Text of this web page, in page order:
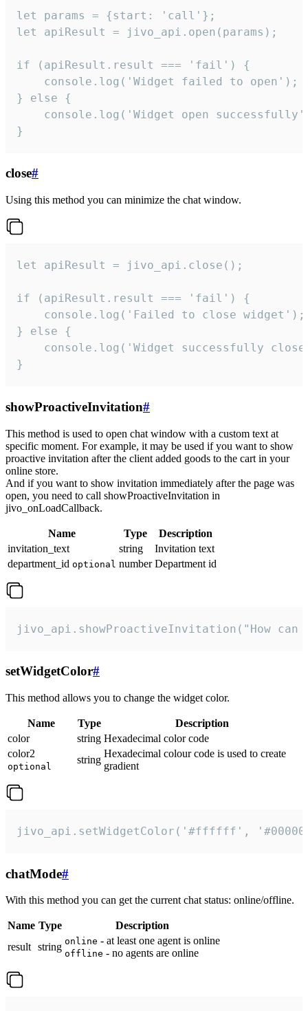
let params = {start: 'call'};
let apiResult = jivo_api.open(params);
if (apiResult.result === 'fail') {
    console.log('Widget failed to open');
} else {
console.log('Widget open
}
close#
Using this method you can minimize the chat window.
let apiResult = jivo_api.close();
if (apiResult.result === 'fail') {
    console.log('Failed to close widget');
} else {
console.log('Widget successfully
}
showProactiveInvitation#
This method is used to open chat window with a custom text at
specific moment. For example, it may be used if you want to show
proactive invitation after the client added goods to the cart in your
online store.
And if you want to show invitation immediately after the page was
open, you need to call showProactiveInvitation in
jivo_onLoadCallback.
Name Type
Description
invitation_text
string
Invitation text
department_id optional number Department id
jivo_api.showProactiveInvitation("How
setWidgetColor#
This method allows you to change the widget color.
Name Type
Description
color
string Hexadecimal color code
color2
optional
string
Hexadecimal colour code is used to create
gradient
jivo_api.setWidgetColor('#ffffff',
chatMode#
With this method you can get the current chat status: online/offline.
Name Type
Description
result string online - at least one agent is online
offline - no agents are online